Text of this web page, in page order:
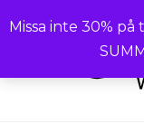
Missa inte 30%